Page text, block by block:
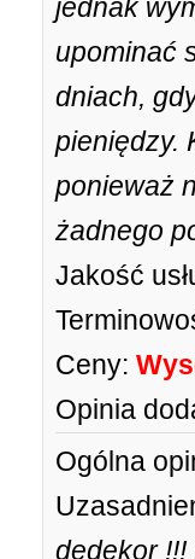
jednak
upominać
dniach,
pieniędzy.
ponieważ
żadnego
Jakość
Ceny:
Opinia
Ogólna
dedekor